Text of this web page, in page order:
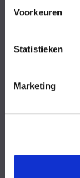
Voorkeuren
Statistieken
Marketing
Eventuele
opmerkingen
Ik ga akkoord met de